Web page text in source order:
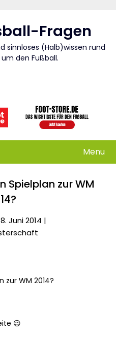
Fragen
sinnloses (Halb)wissen rund
um den Fußball.
Menu
Spielplan zur WM
Juni 2014 |
WM 2014?
😉